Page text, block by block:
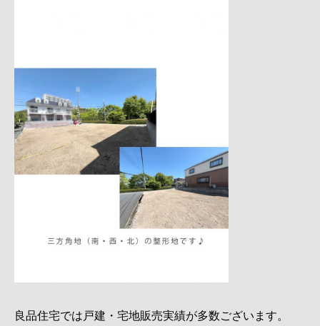
良品住宅では戸建・宅地販売実績が多数ございます。